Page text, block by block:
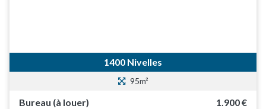
1400 Nivelles
95m²
Bureau (à louer) 1.900 €